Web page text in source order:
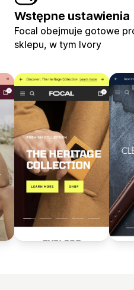
Wstępne ustawienia
Focal obejmuje gotowe
sklepu, w tym Ivory